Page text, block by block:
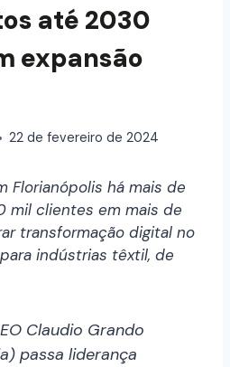
até 2030
expansão
22 de fevereiro de 2024
Florianópolis há mais de
mil clientes em mais de
transformação digital no
indústrias têxtil, de
Claudio Grando
passa liderança